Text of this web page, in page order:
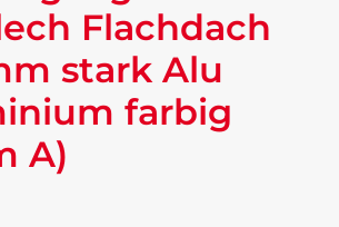
Flachdach
stark Alu
farbig
A)